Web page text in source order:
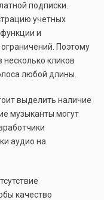
подписки.
учетных
и
Поэтому
кликов
любой длины.
выделить наличие
музыканты могут
аудио на
качество